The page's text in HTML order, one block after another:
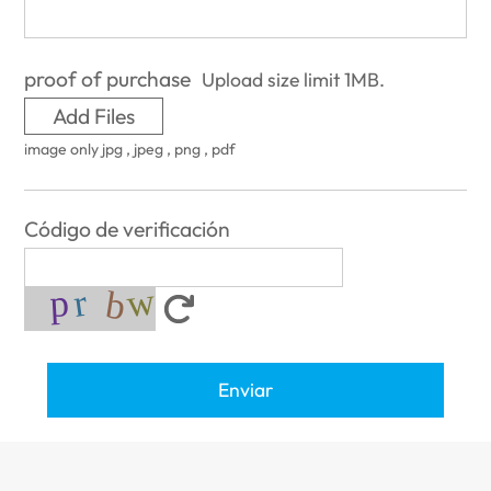
proof of purchase Upload size limit 1MB.
Add Files
image only jpg , jpeg , png , pdf
Código de verificación
Enviar